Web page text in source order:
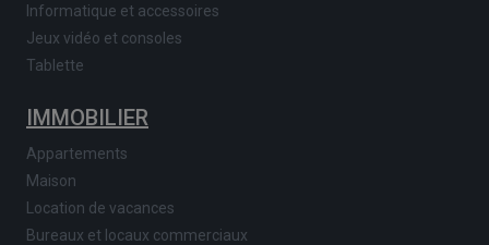
Informatique et accessoires
Jeux vidéo et consoles
Tablette
IMMOBILIER
Appartements
Maison
Location de vacances
Bureaux et locaux commerciaux